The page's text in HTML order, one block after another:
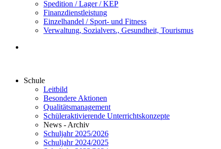
Spedition / Lager / KEP
Finanzdienstleistung
Einzelhandel / Sport- und Fitness
Verwaltung, Sozialvers., Gesundheit, Tourismus
Schule
Leitbild
Besondere Aktionen
Qualitätsmanagement
Schüleraktivierende Unterrichtskonzepte
News - Archiv
Schuljahr 2025/2026
Schuljahr 2024/2025